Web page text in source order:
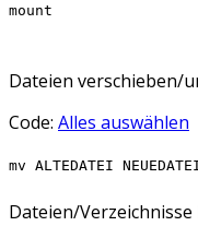
mount
Dateien verschieben/
Code: Alles auswählen
mv ALTEDATEI
Dateien/Verzeichnisse